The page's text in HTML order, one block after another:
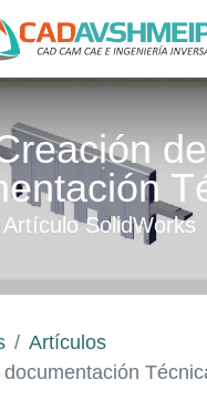
de
Artículo SolidWorks
Artículos